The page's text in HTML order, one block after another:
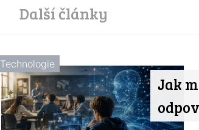
Další články
Jak
Technologie